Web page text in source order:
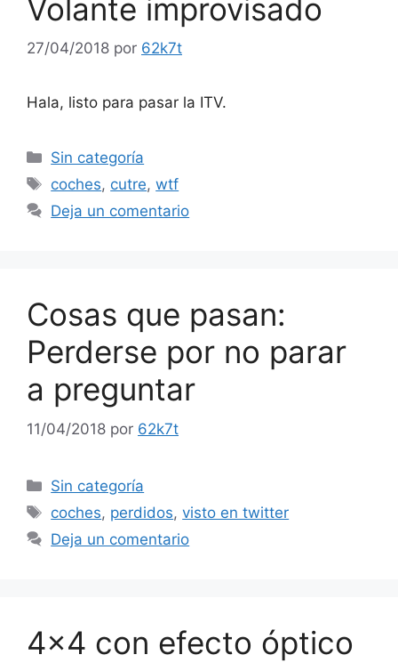
Volante improvisado
27/04/2018 por 62k7t
Hala, listo para pasar la ITV.
Categorías
Sin categoría
Etiquetas
coches, cutre,wtf
Deja un comentario
Cosas que pasan:
Perderse por no parar
a preguntar
11/04/2018 por 62k7t
Categorías
Sin categoría
Etiquetas
coches, perdidos,visto en twitter
Deja un comentario
4×4 con efecto óptico